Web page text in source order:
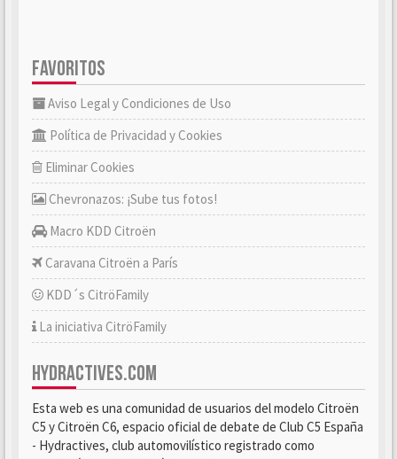
FAVORITOS
Aviso Legal y Condiciones de Uso
Política de Privacidad y Cookies
Eliminar Cookies
Chevronazos: ¡Sube tus fotos!
Macro KDD Citroën
Caravana Citroën a París
KDD´s CitröFamily
La iniciativa CitröFamily
HYDRACTIVES.COM
Esta web es una comunidad de usuarios del modelo Citroën
C5 y Citroën C6, espacio oficial de debate de Club C5 España
- Hydractives, club automovilístico registrado como